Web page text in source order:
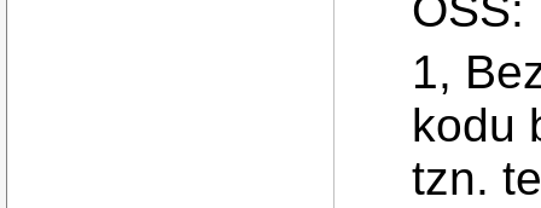
OSS:
1,
kodu
tzn.